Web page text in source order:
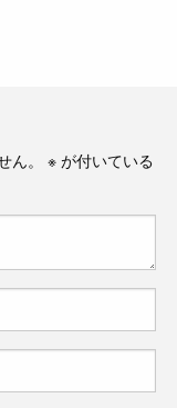
。 ※ が付いている